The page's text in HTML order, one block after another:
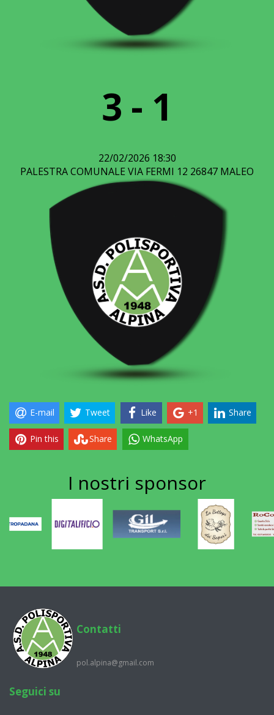
3 - 1
22/02/2026 18:30
PALESTRA COMUNALE VIA FERMI 12 26847 MALEO
E-mail Tweet Like +1 Share
Pin this Share WhatsApp
I nostri sponsor
Contatti
pol.alpina@gmail.com
Seguici su